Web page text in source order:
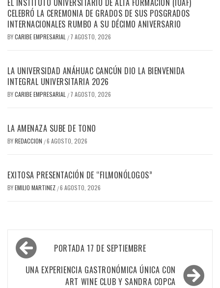
CELEBRÓ LA CEREMONIA DE GRADOS DE SUS POSGRADOS
INTERNACIONALES RUMBO A SU DÉCIMO ANIVERSARIO
BYCARIBE EMPRESARIAL / 7 AGOSTO, 2026
LA UNIVERSIDAD ANÁHUAC CANCÚN DIO LA BIENVENIDA
INTEGRAL UNIVERSITARIA 2026
BYCARIBE EMPRESARIAL / 7 AGOSTO, 2026
LA AMENAZA SUBE DE TONO
BYREDACCION /6 AGOSTO, 2026
EXITOSA PRESENTACIÓN DE “FILMONÓLOGOS”
BYEMILIO MARTINEZ /6 AGOSTO, 2026
Navegación
de
entradas
PORTADA 17 DE SEPTIEMBRE
UNA EXPERIENCIA GASTRONÓMICA ÚNICA CON
ART WINE CLUB Y SANDRA COPCA